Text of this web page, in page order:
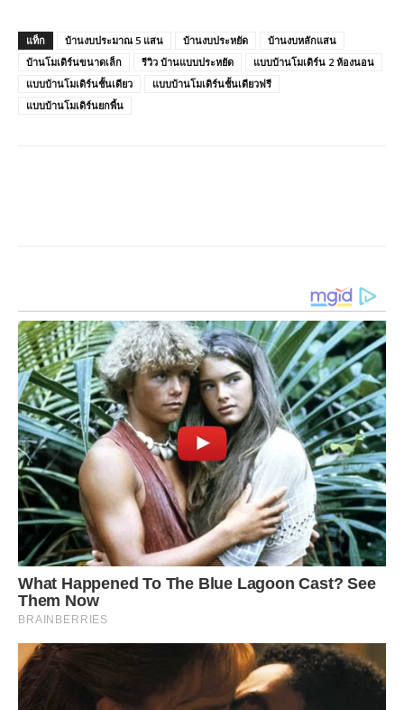
แท็ก บ้านงบประมาณ 5 แสน บ้านงบประหยัด
บ้านงบหลักแสน
บ้านโมเดิร์นขนาดเล็ก
รีวิว บ้านแบบประหยัด
แบบบ้านโมเดิร์น 2 ห้องนอน
แบบบ้านโมเดิร์นชั้นเดียว
แบบบ้านโมเดิร์นชั้นเดียวฟรี
แบบบ้านโมเดิร์นยกพื้น